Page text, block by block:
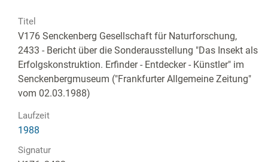
Titel
V176 Senckenberg Gesellschaft für Naturforschung,
2433 - Bericht über die Sonderausstellung "Das Insekt als
Erfolgskonstruktion. Erfinder - Entdecker - Künstler" im
Senckenbergmuseum ("Frankfurter Allgemeine Zeitung"
vom 02.03.1988)
Laufzeit
1988
Signatur